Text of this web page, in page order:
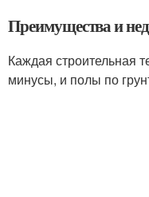
Преимущества и
Каждая строительная
минусы, и полы по